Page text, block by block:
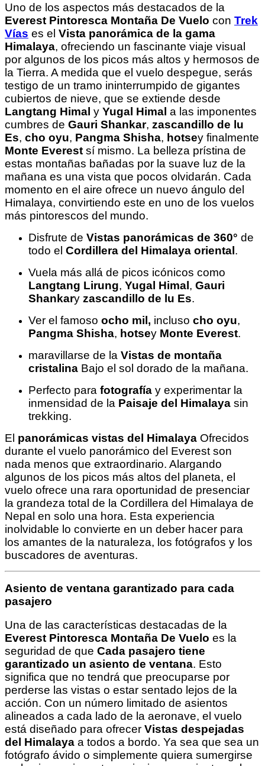
Uno de los aspectos más destacados de la
Everest Pintoresca Montaña De Vuelo con Trek
Vías es el Vista panorámica de la gama
Himalaya, ofreciendo un fascinante viaje visual
por algunos de los picos más altos y hermosos de
la Tierra. A medida que el vuelo despegue, serás
testigo de un tramo ininterrumpido de gigantes
cubiertos de nieve, que se extiende desde
Langtang Himal y Yugal Himal a las imponentes
cumbres de Gauri Shankar, zascandillo de lu
Es, cho oyu, Pangma Shisha, hotsey finalmente
Monte Everest sí mismo. La belleza prístina de
estas montañas bañadas por la suave luz de la
mañana es una vista que pocos olvidarán. Cada
momento en el aire ofrece un nuevo ángulo del
Himalaya, convirtiendo este en uno de los vuelos
más pintorescos del mundo.
Disfrute de Vistas panorámicas de 360° de
todo el Cordillera del Himalaya oriental.
Vuela más allá de picos icónicos como
Langtang Lirung, Yugal Himal, Gauri
Shankary zascandillo de lu Es.
Ver el famoso ocho mil, incluso cho oyu,
Pangma Shisha, hotsey Monte Everest.
maravillarse de la Vistas de montaña
cristalina Bajo el sol dorado de la mañana.
Perfecto para fotografía y experimentar la
inmensidad de la Paisaje del Himalaya sin
trekking.
El panorámicas vistas del Himalaya Ofrecidos
durante el vuelo panorámico del Everest son
nada menos que extraordinario. Alargando
algunos de los picos más altos del planeta, el
vuelo ofrece una rara oportunidad de presenciar
la grandeza total de la Cordillera del Himalaya de
Nepal en solo una hora. Esta experiencia
inolvidable lo convierte en un deber hacer para
los amantes de la naturaleza, los fotógrafos y los
buscadores de aventuras.
Asiento de ventana garantizado para cada
pasajero
Una de las características destacadas de la
Everest Pintoresca Montaña De Vuelo es la
seguridad de que Cada pasajero tiene
garantizado un asiento de ventana. Esto
significa que no tendrá que preocuparse por
perderse las vistas o estar sentado lejos de la
acción. Con un número limitado de asientos
alineados a cada lado de la aeronave, el vuelo
está diseñado para ofrecer Vistas despejadas
del Himalaya a todos a bordo. Ya sea que sea un
fotógrafo ávido o simplemente quiera sumergirse